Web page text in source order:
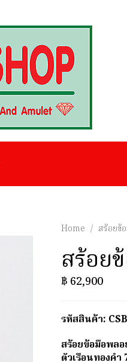
Home / สร้อยข้
สร้อย
฿ 62,900
รหัสสินค้า:
สร้อยข้อมือพลอ
ตัวเรือนทองค